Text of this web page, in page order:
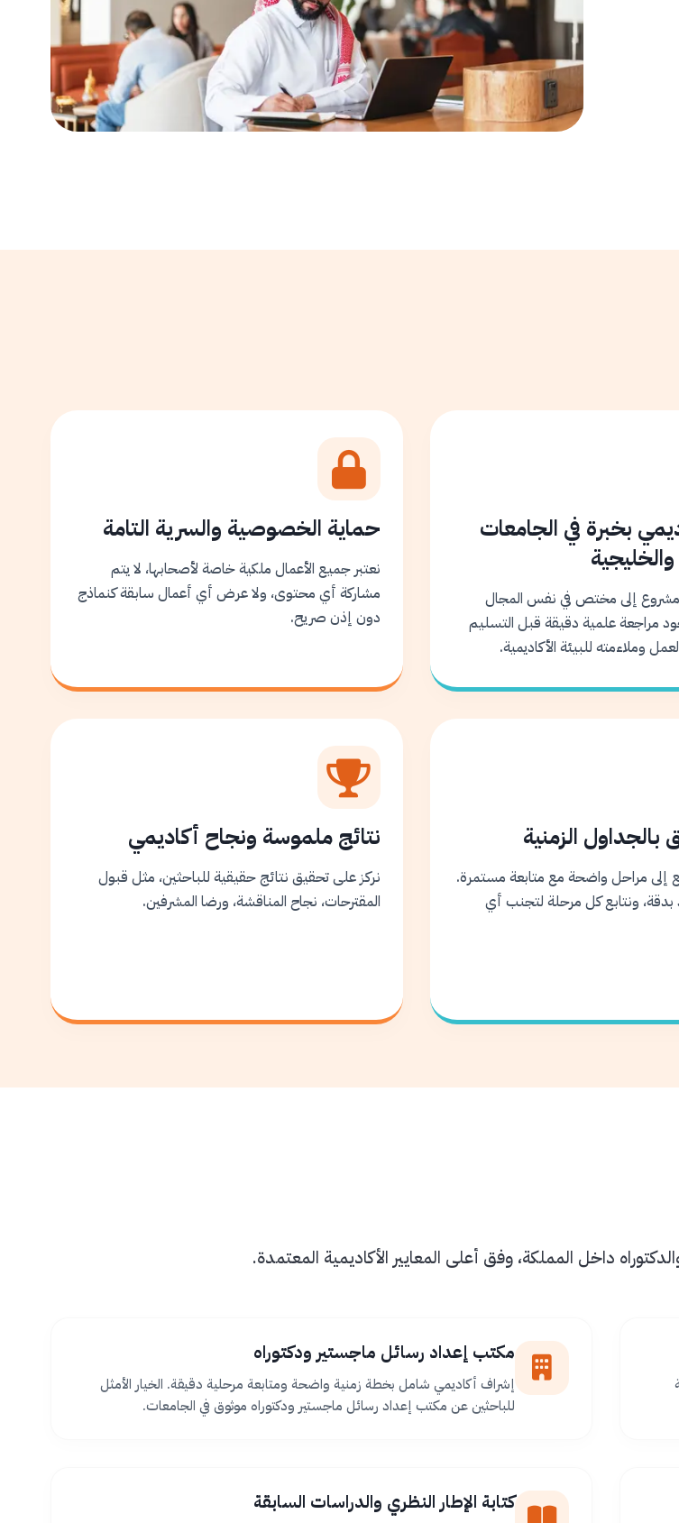
بخبرة في الجامعات
إلى مختص في نفس المجال
مراجعة علمية دقيقة قبل التسليم
وملاءمته للبيئة الأكاديمية.
حماية الخصوصية والسرية التامة
نعتبر جميع الأعمال ملكية خاصة لأصحابها، لا يتم
مشاركة أي محتوى، ولا عرض أي أعمال سابقة كنماذج
دون إذن صريح.
بالجداول الزمنية
إلى مراحل واضحة مع متابعة مستمرة.
بدقة، ونتابع كل مرحلة لتجنب أي
نتائج ملموسة ونجاح أكاديمي
نركز على تحقيق نتائج حقيقية للباحثين، مثل قبول
المقترحات، نجاح المناقشة، ورضا المشرفين.
داخل المملكة، وفق أعلى المعايير الأكاديمية المعتمدة.
مكتب إعداد رسائل ماجستير ودكتوراه
إشراف أكاديمي شامل بخطة زمنية واضحة ومتابعة مرحلية دقيقة. الخيار الأمثل
للباحثين عن مكتب إعداد رسائل ماجستير ودكتوراه موثوق في الجامعات.
كتابة الإطار النظري والدراسات السابقة